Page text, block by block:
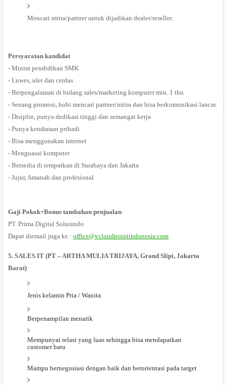
Mencari mitra/partner untuk dijadikan dealer/reseller.
Persyaratan kandidat
- Minim pendidikan SMK
- Luwes, ulet dan cerdas
- Berpengalaman di bidang sales/marketing komputer min. 1 thn
- Senang promosi, hobi mencari partner/mitra dan bisa berkomunikasi lancar.
- Disiplin, punya dedikasi tinggi dan semangat kerja
- Punya kendaraan pribadi
- Bisa menggunakan internet
- Menguasai komputer
- Bersedia di tempatkan di Surabaya dan Jakarta
- Jujur, Amanah dan profesional
Gaji Pokok+Bonus tambahan penjualan
PT. Prima Digital Solusindo
Dapat diemail juga ke : office@vcloudpointindonesia.com
5. SALES IT (PT – ARTHA MULIA TRIJAYA, Grand Slipi, Jakarta
Barat)
Jenis kelamin Pria / Wanita
Berpenampilan menarik
Mempunyai relasi yang luas sehingga bisa mendapatkan
customer baru
Mampu bernegosiasi dengan baik dan berorientasi pada target